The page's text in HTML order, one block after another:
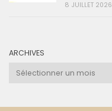
8 JUILLET 2026
ARCHIVES
Archives